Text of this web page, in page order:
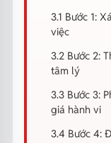
3.1 Bước 1:
việc
3.2 Bước 2:
tâm lý
3.3 Bước 3:
giá hành vi
3.4 Bước 4: